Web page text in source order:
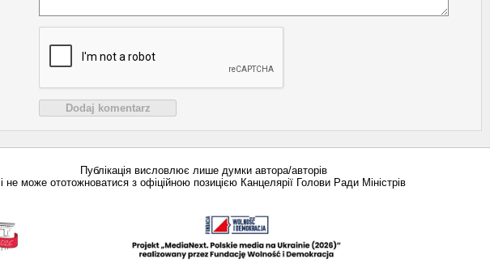
Dodaj komentarz
Публікація висловлює лише думки автора/авторів
і не може ототожноватися з офіційною позицією Канцелярії Голови Ради Міністрів